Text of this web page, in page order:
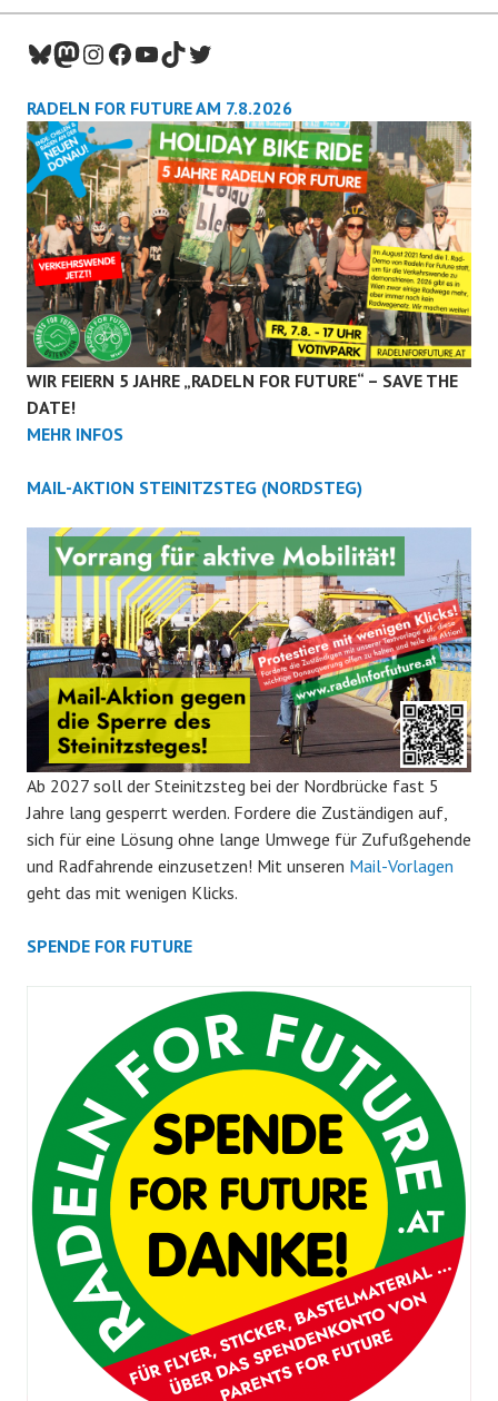
Bluesky
Mastodon
Instagram
Facebook
YouTube
TikTokTwitter
RADELN FOR FUTURE AM 7.8.2026
WIR FEIERN 5 JAHRE „RADELN FOR FUTURE“ – SAVE THE
DATE!
MEHR INFOS
MAIL-AKTION STEINITZSTEG (NORDSTEG)
Ab 2027 soll der Steinitzsteg bei der Nordbrücke fast 5
Jahre lang gesperrt werden. Fordere die Zuständigen auf,
sich für eine Lösung ohne lange Umwege für Zufußgehende
und Radfahrende einzusetzen! Mit unseren Mail-Vorlagen
geht das mit wenigen Klicks.
SPENDE FOR FUTURE